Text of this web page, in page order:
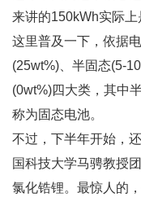
来讲的150kWh实际上
这里普及一下，依据
(25wt%)、半固态(5-
(0wt%)四大类，其中
称为固态电池。
不过，下半年开始，
国科技大学马骋教授
氯化锆锂。最惊人的